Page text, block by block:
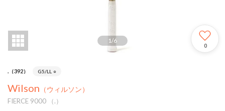
1/6
0
.（392） G5/LL ○
Wilson （ウィルソン）
FIERCE 9000 （.）